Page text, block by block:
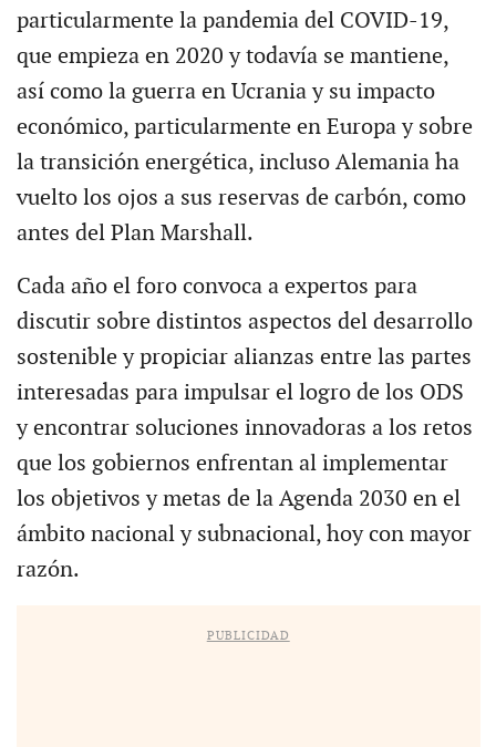
particularmente la pandemia del COVID-19,
que empieza en 2020 y todavía se mantiene,
así como la guerra en Ucrania y su impacto
económico, particularmente en Europa y sobre
la transición energética, incluso Alemania ha
vuelto los ojos a sus reservas de carbón, como
antes del Plan Marshall.
Cada año el foro convoca a expertos para
discutir sobre distintos aspectos del desarrollo
sostenible y propiciar alianzas entre las partes
interesadas para impulsar el logro de los ODS
y encontrar soluciones innovadoras a los retos
que los gobiernos enfrentan al implementar
los objetivos y metas de la Agenda 2030 en el
ámbito nacional y subnacional, hoy con mayor
razón.
PUBLICIDAD